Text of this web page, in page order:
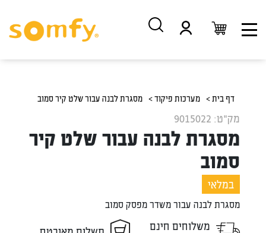
דף בית > מערכות פיקוד > מסגרת לבנה עבור שלט קיר סמוב
מק"ט: 9015022
מסגרת לבנה עבור שלט קיר
סמוב
במלאי
מסגרת לבנה עבור משדר מפסק סמוב
משלוחים חינם